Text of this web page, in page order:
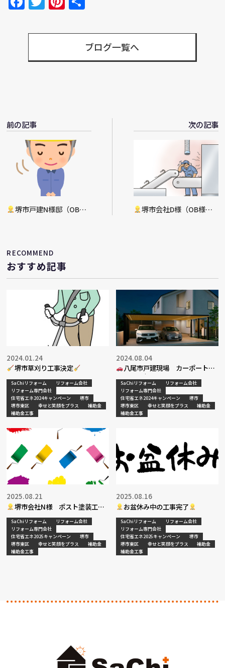
ブログ一覧へ
前の記事
堺市戸建N様邸（OB
次の記事
堺市会社D様（OB様）
RECOMMEND
おすすめ記事
堺市草刈り工事決定
2024.01.24
SaChiリフォーム
リフォーム会社
リフォーム専門会社
住宅省エネ2024キャンペーン
堺市
堺市東区
幸せと笑顔をプラス
補助金
補助金工事
八尾市戸建現場 カーポート工
事現地調査
2024.08.04
SaChiリフォーム
リフォーム会社
リフォーム専門会社
住宅省エネ2024キャンペーン
堺市
堺市東区
幸せと笑顔をプラス
補助金
補助金工事
堺市会社N様 ポスト塗装工事
決定
2025.08.21
SaChiリフォーム
リフォーム会社
リフォーム専門会社
住宅省エネ2025キャンペーン
堺市
堺市東区
幸せと笑顔をプラス
補助金
補助金工事
お盆休み中の工事完了
2025.08.16
SaChiリフォーム
リフォーム会社
リフォーム専門会社
住宅省エネ2025キャンペーン
堺市
堺市東区
幸せと笑顔をプラス
補助金
補助金工事